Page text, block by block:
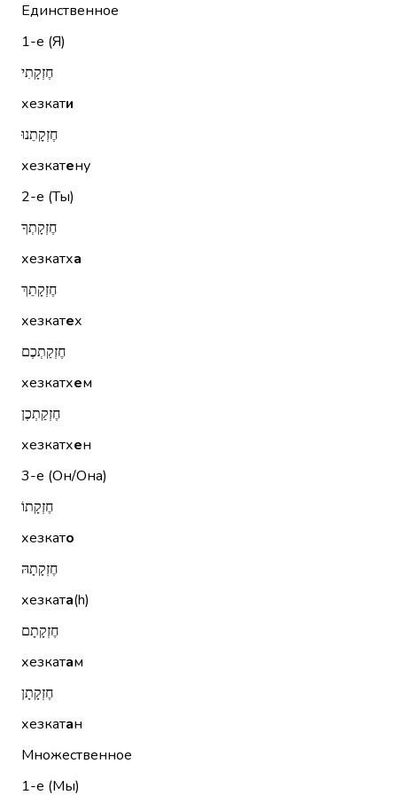
Единственное
1-е (Я)
חֶזְקָתִי
хезкати
חֶזְקָתֵנוּ
хезкатену
2-е (Ты)
חֶזְקָתְךָ
хезкатха
חֶזְקָתֵךְ
хезкатех
חֶזְקַתְכֶם
хезкатхем
חֶזְקַתְכֶן
хезкатхен
3-е (Он/Она)
חֶזְקָתוֹ
хезкато
חֶזְקָתָהּ
хезката(h)
חֶזְקָתָם
хезкатам
חֶזְקָתָן
хезкатан
Множественное
1-е (Мы)